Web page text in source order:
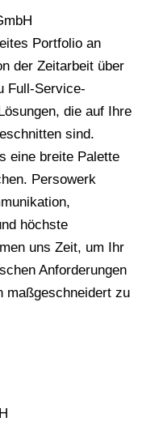
Portfolio an
der Zeitarbeit über
Full-Service-
die auf Ihre
sind.
eine breite Palette
Persowerk
höchste
uns Zeit, um Ihr
Anforderungen
maßgeschneidert zu